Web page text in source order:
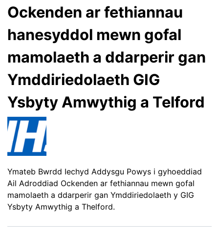
Ockenden ar fethiannau
hanesyddol mewn gofal
mamolaeth a ddarperir gan
Ymddiriedolaeth GIG
Ysbyty Amwythig a Telford
Ymateb Bwrdd Iechyd Addysgu Powys i gyhoeddiad
Ail Adroddiad Ockenden ar fethiannau mewn gofal
mamolaeth a ddarperir gan Ymddiriedolaeth y GIG
Ysbyty Amwythig a Thelford.